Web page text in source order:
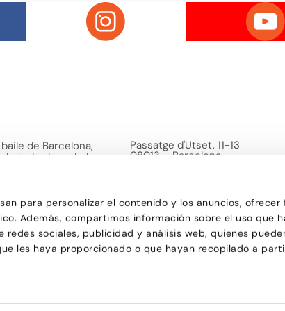
para personalizar el contenido y los anuncios, ofrecer
Además, compartimos información sobre el uso que
sociales, publicidad y análisis web, quienes
les haya proporcionado o que hayan recopilado a
de Barcelona,
todas las edades
de pasarlo bien y
Passatge d'Utset, 11-13
08013 – Barcelona